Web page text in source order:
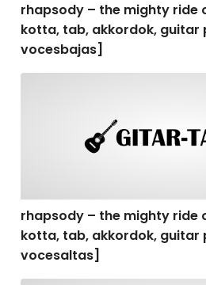
rhapsody – the mighty ride
kotta, tab, akkordok, guitar
vocesbajas]
rhapsody – the mighty ride
kotta, tab, akkordok, guitar
vocesaltas]